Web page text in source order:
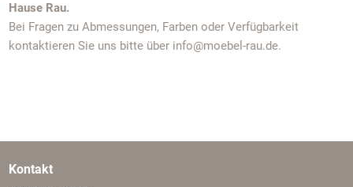
Hause Rau.
Bei Fragen zu Abmessungen, Farben oder Verfügbarkeit
kontaktieren Sie uns bitte über info@moebel-rau.de.
Kontakt